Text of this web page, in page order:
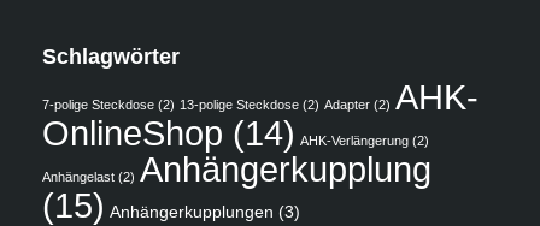
Schlagwörter
7-polige Steckdose (2) 13-polige Steckdose (2) Adapter (2) AHK-
OnlineShop (14) AHK-Verlängerung (2)
Anhängelast (2) Anhängerkupplung
(15) Anhängerkupplungen (3)